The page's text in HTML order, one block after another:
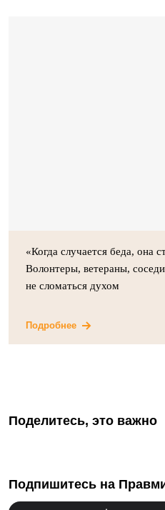
«Когда случается беда, она
Волонтеры, ветераны,
не сломаться духом
Подробнее
Поделитесь, это важно
Подпишитесь на